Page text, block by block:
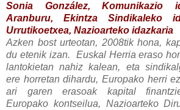
Sonia González, Komunikazio
Aranburu, Ekintza Sindikaleko
Urrutikoetxea, Nazioarteko idazkaria
Azken bost urteotan, 2008tik hona,
du etenik izan. Euskal Herria eraso
lantokietan nahiz kalean, eta
ere horretan dihardu, Europako herri
ari garen erasoak kapital
Europako kontseilua, Nazioarteko